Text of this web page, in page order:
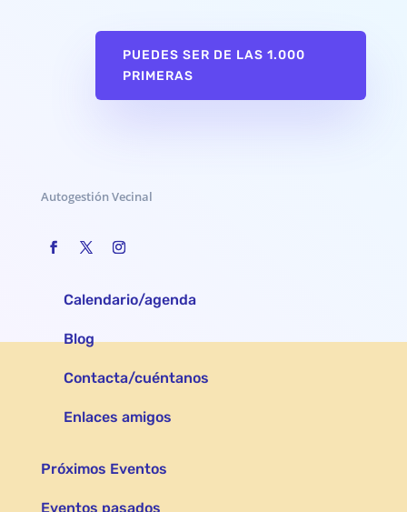
PUEDES SER DE LAS 1.000
PRIMERAS
Autogestión Vecinal
Calendario/agenda
Blog
Contacta/cuéntanos
Enlaces amigos
Próximos Eventos
Eventos pasados